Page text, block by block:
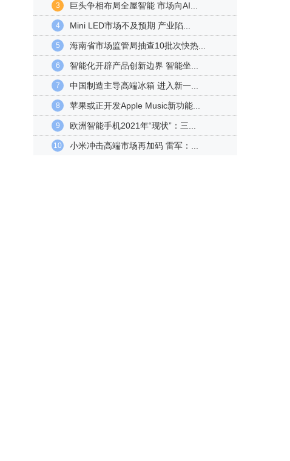
3 巨头争相布局全屋智能 市场向AI...
4 Mini LED市场不及预期 产业陷...
5 海南省市场监管局抽查10批次快热...
6 智能化开辟产品创新边界 智能坐...
7 中国制造主导高端冰箱 进入新一...
8 苹果或正开发Apple Music新功能...
9 欧洲智能手机2021年“现状”：三...
10 小米冲击高端市场再加码 雷军：...